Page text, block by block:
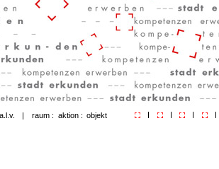
| raum : aktion : objekt